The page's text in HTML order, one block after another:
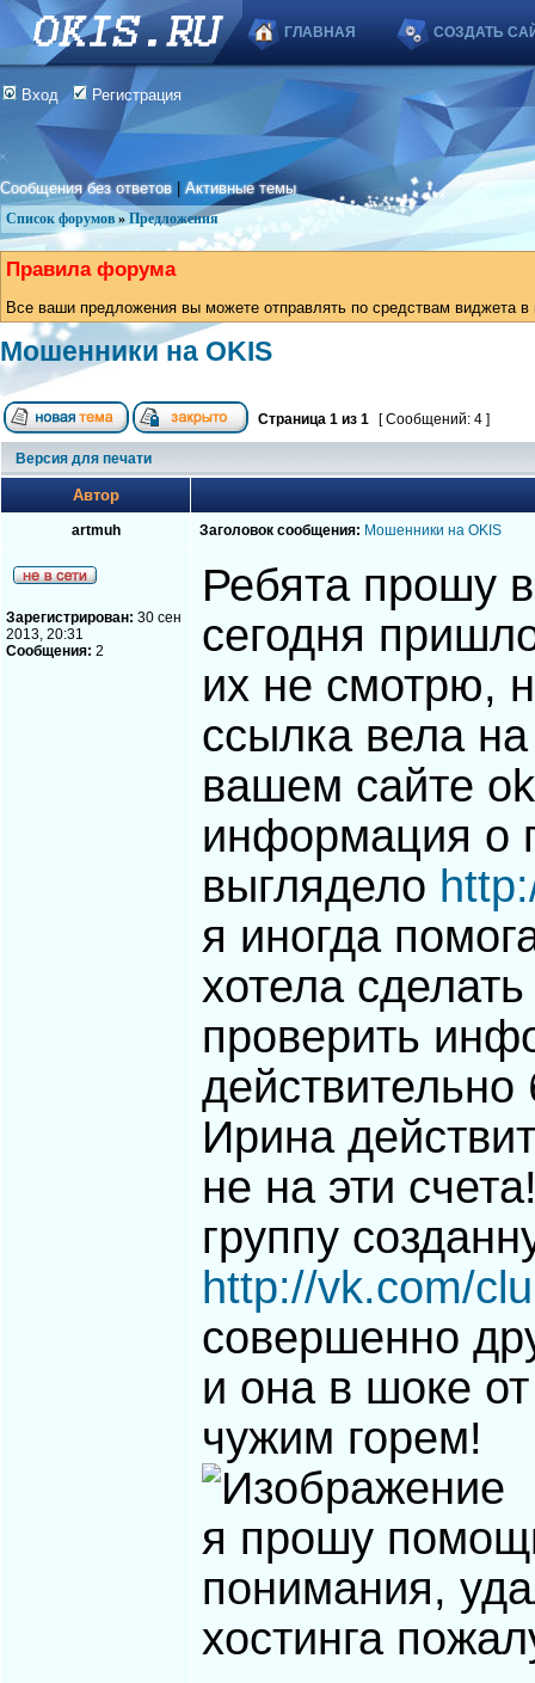
ГЛАВНАЯ СОЗДАТЬ
Вход Регистрация
Сообщения без ответов |Активные темы
Список форумов » Предложения
Правила форума
Все ваши предложения вы можете отправлять по средствам виджета
Мошенники на OKIS
Страница 1 из 1 [ Сообщений: 4 ]
Версия для печати
Автор
artmuh Заголовок сообщения: Мошенники на OKIS
Зарегистрирован: 30 сен
2013, 20:31
Сообщения: 2
Ребята прошу
сегодня
их не смотрю,
ссылка вела
вашем сайте
информация о
выглядело
я иногда
хотела
проверить
Ирина
не на эти
группу
http://vk.com/
совершенно
и она в шоке
чужим горем!
я прошу
понимания,
хостинга